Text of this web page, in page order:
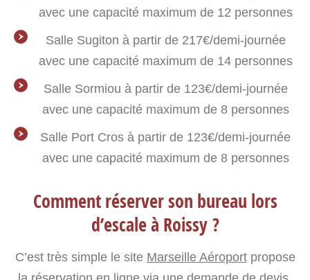
avec une capacité maximum de 12 personnes
Salle Sugiton à partir de 217€/demi-journée
avec une capacité maximum de 14 personnes
Salle Sormiou à partir de 123€/demi-journée
avec une capacité maximum de 8 personnes
Salle Port Cros à partir de 123€/demi-journée
avec une capacité maximum de 8 personnes
Comment réserver son bureau lors
d’escale à Roissy ?
C’est très simple le site Marseille Aéroportpropose